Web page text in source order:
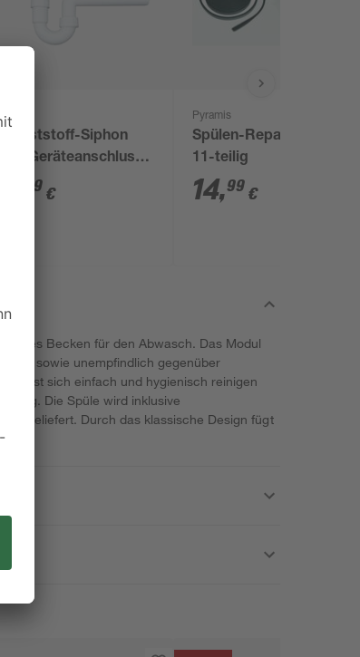
Kunststoff-Siphon
mit Geräteanschluss
1 1/2" x 40 mm
99 €
Pyramis
Spülen-Repair-Set
11-teilig
14,99 €
Becken für den Abwasch. Das Modul
sowie unempfindlich gegenüber
lässt sich einfach und hygienisch reinigen
Die Spüle wird inklusive
geliefert. Durch das klassische Design fügt